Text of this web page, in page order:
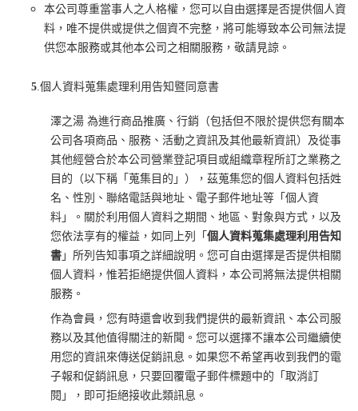
本公司尊重當事人之人格權，您可以自由選擇是否提供個人資
料，唯不提供或提供之個資不完整，將可能導致本公司無法提
供您本服務或其他本公司之相關服務，敬請見諒。
5.個人資料蒐集處理利用告知暨同意書
澤之湯 為進行商品推廣、行銷（包括但不限於提供您有關本
公司各項商品、服務、活動之資訊及其他最新資訊）及從事
其他經營合於本公司營業登記項目或組織章程所訂之業務之
目的（以下稱「蒐集目的」），茲蒐集您的個人資料包括姓
名、性別、聯絡電話與地址、電子郵件地址等「個人資
料」。關於利用個人資料之期間、地區、對象與方式，以及
您依法享有的權益，如同上列「 個人資料蒐集處理利用告知
書 」所列告知事項之詳細說明。您可自由選擇是否提供相關
個人資料，惟若拒絕提供個人資料，本公司將無法提供相關
服務。
作為會員，您有時還會收到我們提供的最新資訊、本公司服
務以及其他值得關注的新聞。您可以選擇不讓本公司繼續使
用您的資訊來傳送促銷訊息。如果您不希望再收到我們的電
子報和促銷訊息，只要回覆電子郵件標題中的「取消訂
閱」，即可拒絕接收此類訊息。